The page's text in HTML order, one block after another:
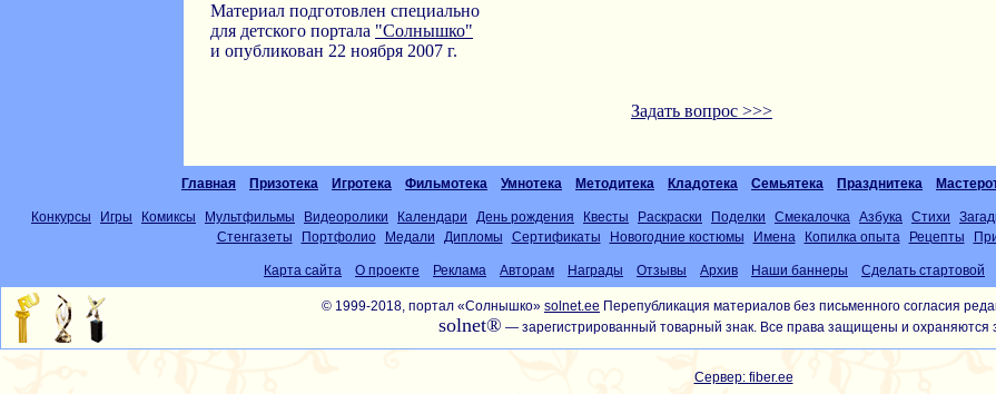
Материал подготовлен специально
для детского портала "Солнышко"
и опубликован 22 ноября 2007 г.
Задать вопрос >>>
Главная Призотека Игротека Фильмотека Умнотека Методитека Кладотека Семьятека Празднитека
Конкурсы Игры Комиксы Мультфильмы Видеоролики Календари День рождения Квесты Раскраски Поделки Смекалочка Азбука Стихи
Стенгазеты
Портфолио Медали Дипломы Сертификаты Новогодние костюмы Имена Копилка опыта Рецепты
Карта сайта О проекте Реклама Авторам Награды Отзывы Архив Наши баннеры Сделать стартовой
© 1999-2018, портал «Солнышко» solnet.ee Перепубликация материалов без письменного согласия
solnet® — зарегистрированный товарный знак. Все права защищены и охраняются
Сервер: fiber.ee